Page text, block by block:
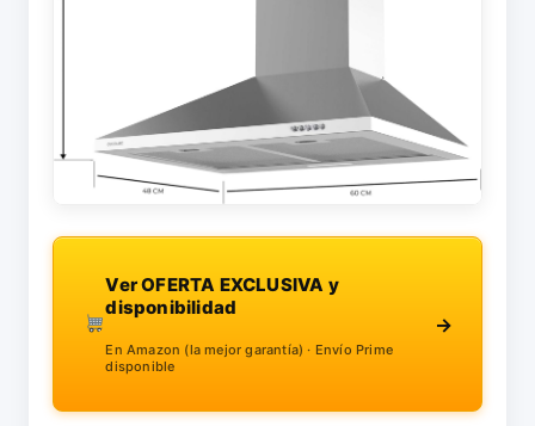
Ver OFERTA EXCLUSIVA y
disponibilidad
En Amazon (la mejor garantía) · Envío Prime
disponible
→